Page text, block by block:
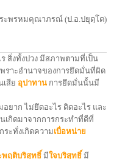
ะพรหมคุณาภรณ์ (ป.อ.ปยุตฺโต)
สิ่งทั้งปวง มีสภาพตามที่เป็น
พราะอำนาจของการยึดมั่นที่ผิด
สีย อุปาทานการยึดมั่นนั้นมี
ยาก ไม่ยึดอะไร ติดอะไร และ
เกิดมาจากการกระทำที่ดีที่
ระทั่งเกิดความเบื่อหน่าย
พฤติบริสุทธิ์มีใจบริสุทธิ์ มี